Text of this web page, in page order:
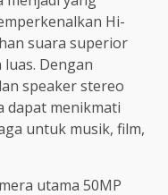
Hi-
suara superior
Dengan
speaker stereo
dapat menikmati
untuk musik, film,
utama 50MP